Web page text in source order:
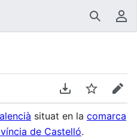
Buscar
Descarregar en
Vigilar
situat en la comarca
de Castelló.